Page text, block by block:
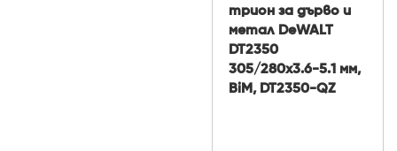
трион за дърво и
метал DeWALT
DT2350
305/280x3.6-5.1 мм,
BiM, DT2350-QZ